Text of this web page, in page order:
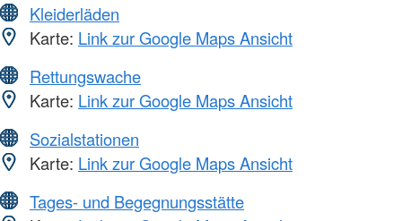
Kleiderläden
Karte: Link zur Google Maps Ansicht
Rettungswache
Karte: Link zur Google Maps Ansicht
Sozialstationen
Karte: Link zur Google Maps Ansicht
Tages- und Begegnungsstätte